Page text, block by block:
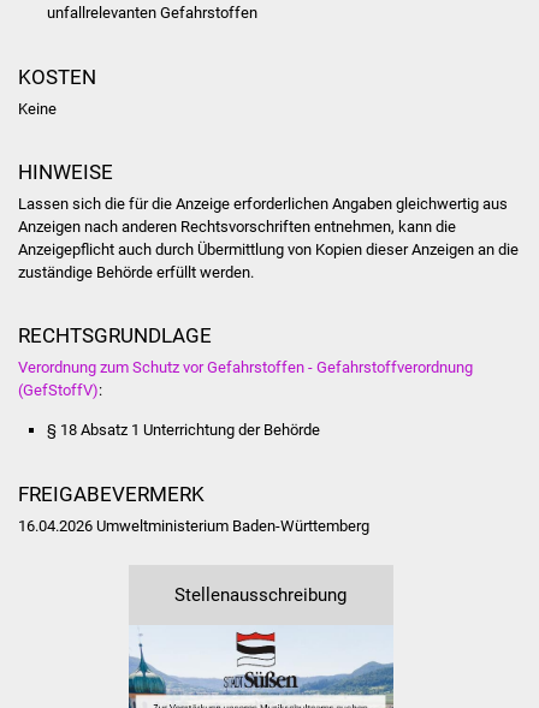
Hallenbad
Kulturhalle
Beirat Süßener Vereine
unfallrelevanten Gefahrstoffen
KOSTEN
Keine
HINWEISE
Lassen sich die für die Anzeige erforderlichen Angaben gleichwertig aus
Anzeigen nach anderen Rechtsvorschriften entnehmen, kann die
Anzeigepflicht auch durch Übermittlung von Kopien dieser Anzeigen an die
zuständige Behörde erfüllt werden.
RECHTSGRUNDLAGE
Verordnung zum Schutz vor Gefahrstoffen - Gefahrstoffverordnung
(GefStoffV):
§ 18 Absatz 1 Unterrichtung der Behörde
FREIGABEVERMERK
16.04.2026 Umweltministerium Baden-Württemberg
Stellenausschreibung